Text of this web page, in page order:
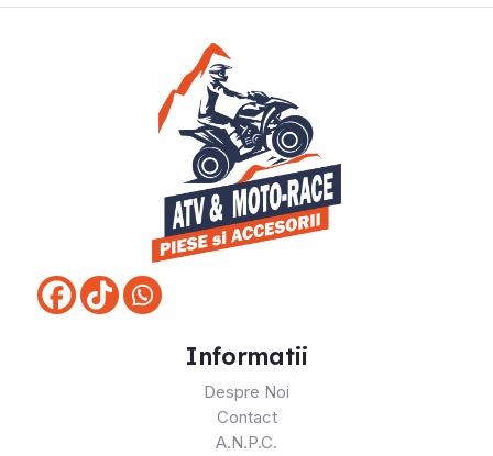
Informatii
Despre Noi
Contact
A.N.P.C.